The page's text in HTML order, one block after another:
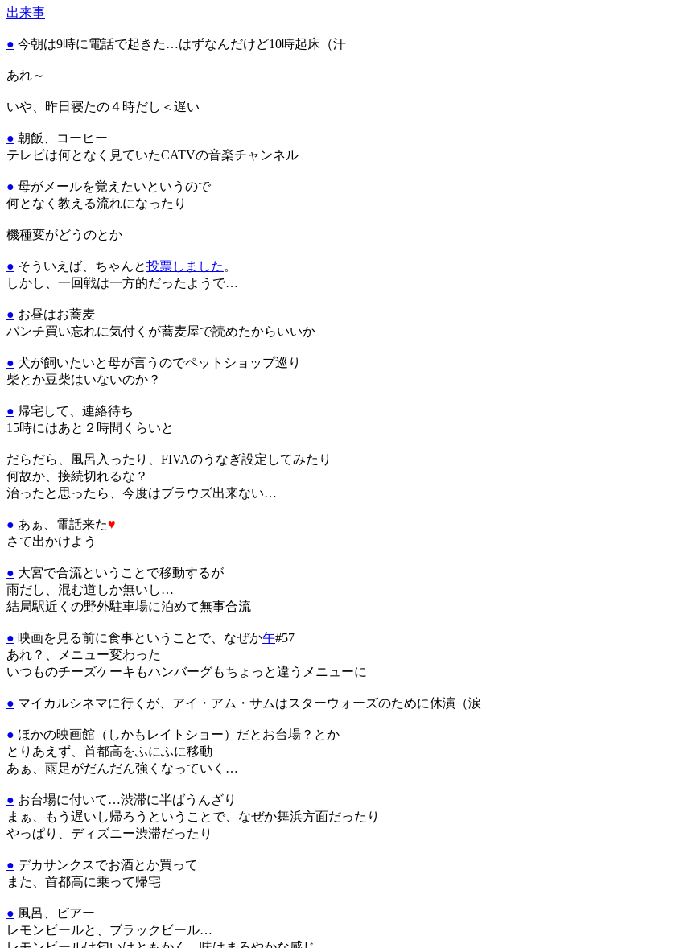
出来事
● 今朝は9時に電話で起きた…はずなんだけど10時起床（汗
あれ～
いや、昨日寝たの４時だし＜遅い
● 朝飯、コーヒー
テレビは何となく見ていたCATVの音楽チャンネル
● 母がメールを覚えたいというので
何となく教える流れになったり
機種変がどうのとか
● そういえば、ちゃんと投票しました 。
しかし、一回戦は一方的だったようで…
● お昼はお蕎麦
バンチ買い忘れに気付くが蕎麦屋で読めたからいいか
● 犬が飼いたいと母が言うのでペットショップ巡り
柴とか豆柴はいないのか？
● 帰宅して、連絡待ち
15時にはあと２時間くらいと
だらだら、風呂入ったり、FIVAのうなぎ設定してみたり
何故か、接続切れるな？
治ったと思ったら、今度はブラウズ出来ない…
● あぁ、電話来た♥
さて出かけよう
● 大宮で合流ということで移動するが
雨だし、混む道しか無いし…
結局駅近くの野外駐車場に泊めて無事合流
● 映画を見る前に食事ということで、なぜか午#57
あれ？、メニュー変わった
いつものチーズケーキもハンバーグもちょっと違うメニューに
● マイカルシネマに行くが、アイ・アム・サムはスターウォーズのために休演（涙
● ほかの映画館（しかもレイトショー）だとお台場？とか
とりあえず、首都高をふにふに移動
あぁ、雨足がだんだん強くなっていく…
● お台場に付いて…渋滞に半ばうんざり
まぁ、もう遅いし帰ろうということで、なぜか舞浜方面だったり
やっぱり、ディズニー渋滞だったり
● デカサンクスでお酒とか買って
また、首都高に乗って帰宅
● 風呂、ビアー
レモンビールと、ブラックビール…